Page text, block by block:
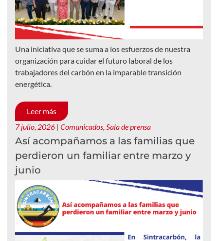
Una iniciativa que se suma a los esfuerzos de nuestra
organización para cuidar el futuro laboral de los
trabajadores del carbón en la imparable transición
energética.
Leer más
7 julio, 2026 | Comunicados, Sala de prensa
Así acompañamos a las familias que
perdieron un familiar entre marzo y
junio